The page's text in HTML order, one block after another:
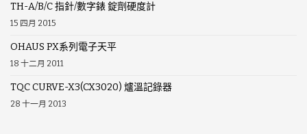
TH-A/B/C 指針/數字錶 錠劑硬度計
15 四月 2015
OHAUS PX系列電子天平
18 十二月 2011
TQC CURVE-X3(CX3020) 爐溫記錄器
28 十一月 2013